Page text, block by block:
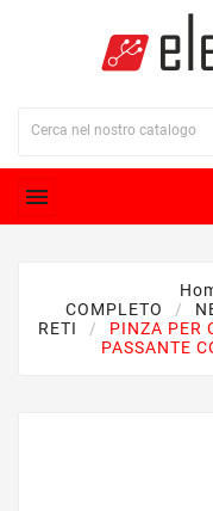

COMPLETO
RETI
PINZA PER
PASSANTE